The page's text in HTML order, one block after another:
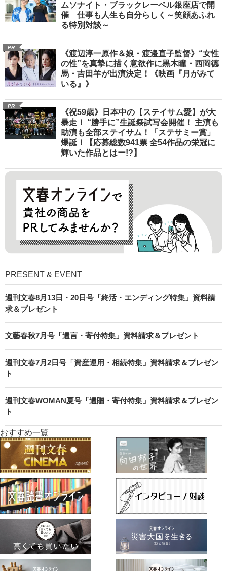
ムソナイト・ブラックレーベル銀座店で開
催 仕事も人生も自分らしく～笑顔あふれ
る特別対談～
PR
《渡辺淳一原作＆娘・渡邉直子監督》“女性
の性”を真摯に描く意欲作に黒木瞳・西岡德
馬・吉田羊が出演決定！《映画『月がみて
いる』》
PR
《祝59歳》日本中の【ステイサム愛】が大
暴走！ “勝手に”生誕祭試写会開催！ 主演も
助演も全部ステイサム！「ステサミー賞」
爆誕！【応募総数941票 全54作品の栄冠に
輝いた作品とはー!?】
PRESENT & EVENT
週刊文春8月13日・20日号「終活・エンディング特集」資料請
求＆プレゼント
文藝春秋7月号「遺言・寄付特集」資料請求＆プレゼント
週刊文春7月2日号「資産運用・相続特集」資料請求＆プレゼン
ト
週刊文春WOMAN夏号「遺贈・寄付特集」資料請求＆プレゼン
ト
おすすめ一覧